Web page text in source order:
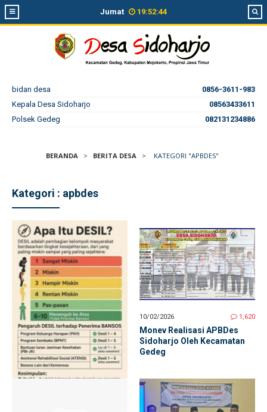
Jumat 19:52:44
bidan desa
0856-3611-983
Kepala Desa Sidoharjo
08563433611
Polsek Gedeg
082131234886
BERANDA > BERITA DESA > KATEGORI "APBDES"
Kategori : apbdes
10/02/2026 1,620
Monev Realisasi APBDes
Sidoharjo Oleh Kecamatan
Gedeg